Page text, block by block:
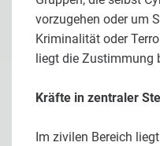
vorzugehen oder um
Kriminalität oder
liegt die Zustimmung
Kräfte in zentraler
Im zivilen Bereich